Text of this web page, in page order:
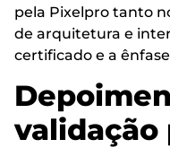
pela Pixelpro tanto
de arquitetura e
certificado e a
validação